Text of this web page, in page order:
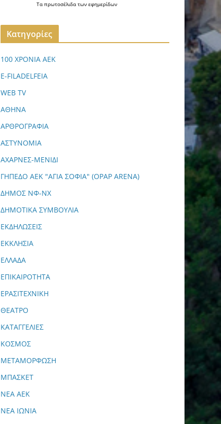
Τα πρωτοσέλιδα των εφημερίδων
Kατηγορίες
100 ΧΡΟΝΙΑ ΑΕΚ
E-FILADELFEIA
WEB TV
ΑΘΗΝΑ
ΑΡΘΡΟΓΡΑΦΙΑ
ΑΣΤΥΝΟΜΙΑ
ΑΧΑΡΝΕΣ-ΜΕΝΙΔΙ
ΓΗΠΕΔΟ ΑΕΚ "ΑΓΙΑ ΣΟΦΙΑ" (OPAP ARENA)
ΔΗΜΟΣ ΝΦ-ΝΧ
ΔΗΜΟΤΙΚΑ ΣΥΜΒΟΥΛΙΑ
ΕΚΔΗΛΩΣΕΙΣ
ΕΚΚΛΗΣΙΑ
ΕΛΛΑΔΑ
ΕΠΙΚΑΙΡΟΤΗΤΑ
ΕΡΑΣΙΤΕΧΝΙΚΗ
ΘΕΑΤΡΟ
ΚΑΤΑΓΓΕΛΙΕΣ
ΚΟΣΜΟΣ
ΜΕΤΑΜΟΡΦΩΣΗ
ΜΠΑΣΚΕΤ
ΝΕΑ ΑΕΚ
ΝΕΑ ΙΩΝΙΑ